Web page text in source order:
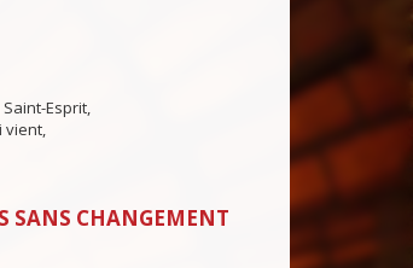
Esprit,
vient,
SANS CHANGEMENT